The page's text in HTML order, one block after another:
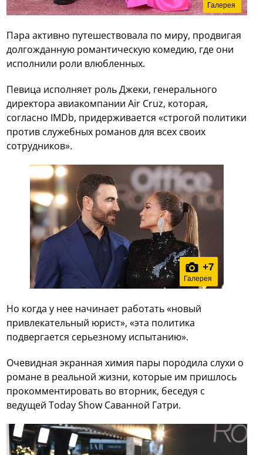
Галерея
Пара активно путешествовала по миру, продвигая
долгожданную романтическую комедию, где они
исполнили роли влюбленных.
Певица исполняет роль Джеки, генерального
директора авиакомпании Air Cruz, которая,
согласно IMDb, придерживается «строгой политики
против служебных романов для всех своих
сотрудников».
+7
Галерея
Но когда у нее начинает работать «новый
привлекательный юрист», «эта политика
подвергается серьезному испытанию».
Очевидная экранная химия пары породила слухи о
романе в реальной жизни, которые им пришлось
прокомментировать во вторник, беседуя с
ведущей Today Show Саванной Гатри.